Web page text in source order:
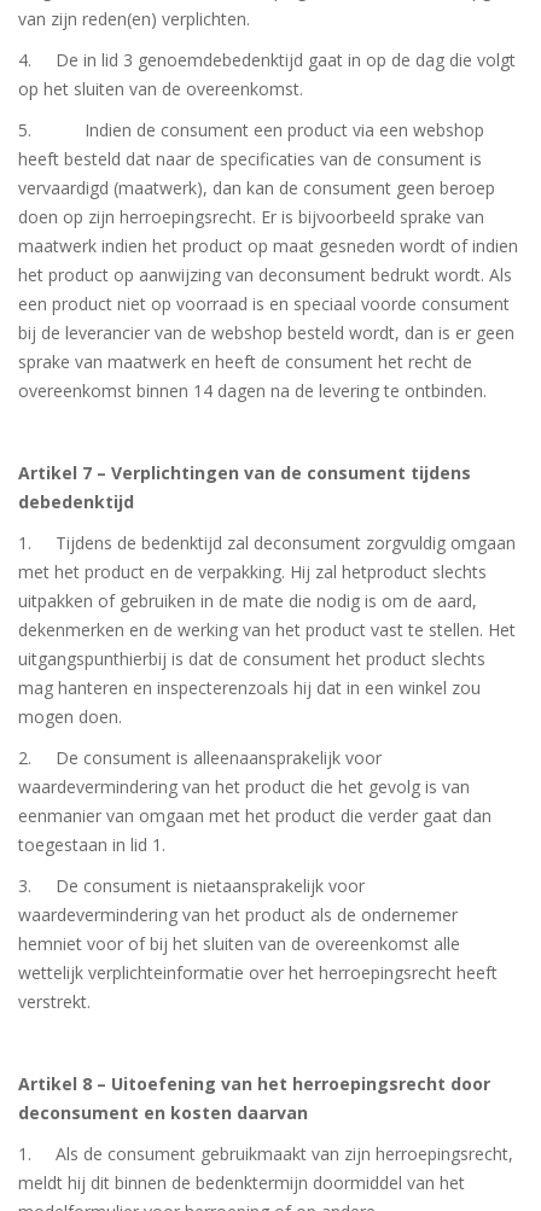
van zijn reden(en) verplichten.
4. De in lid 3 genoemdebedenktijd gaat in op de dag die volgt
op het sluiten van de overeenkomst.
5. Indien de consument een product via een webshop
heeft besteld dat naar de specificaties van de consument is
vervaardigd (maatwerk), dan kan de consument geen beroep
doen op zijn herroepingsrecht. Er is bijvoorbeeld sprake van
maatwerk indien het product op maat gesneden wordt of indien
het product op aanwijzing van deconsument bedrukt wordt. Als
een product niet op voorraad is en speciaal voorde consument
bij de leverancier van de webshop besteld wordt, dan is er geen
sprake van maatwerk en heeft de consument het recht de
overeenkomst binnen 14 dagen na de levering te ontbinden.
Artikel 7 – Verplichtingen van de consument tijdens
debedenktijd
1. Tijdens de bedenktijd zal deconsument zorgvuldig omgaan
met het product en de verpakking. Hij zal hetproduct slechts
uitpakken of gebruiken in de mate die nodig is om de aard,
dekenmerken en de werking van het product vast te stellen. Het
uitgangspunthierbij is dat de consument het product slechts
mag hanteren en inspecterenzoals hij dat in een winkel zou
mogen doen.
2. De consument is alleenaansprakelijk voor
waardevermindering van het product die het gevolg is van
eenmanier van omgaan met het product die verder gaat dan
toegestaan in lid 1.
3. De consument is nietaansprakelijk voor
waardevermindering van het product als de ondernemer
hemniet voor of bij het sluiten van de overeenkomst alle
wettelijk verplichteinformatie over het herroepingsrecht heeft
verstrekt.
Artikel 8 – Uitoefening van het herroepingsrecht door
deconsument en kosten daarvan
1. Als de consument gebruikmaakt van zijn herroepingsrecht,
meldt hij dit binnen de bedenktermijn doormiddel van het